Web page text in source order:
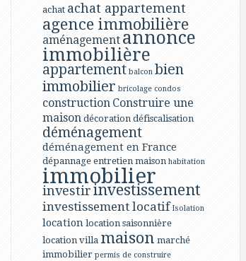
achat achat appartement
agence immobilière
aménagement annonce
immobilière
appartement balcon bien
immobilier bricolage condos
construction Construire une
maison décoration défiscalisation
déménagement
déménagement en France
dépannage entretien maison habitation
immobilier
investirinvestissement
investissement locatif Isolation
location location saisonnière
location villa maison marché
immobilier permis de construire